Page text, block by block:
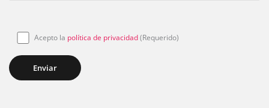
Acepto la política de privacidad(Requerido)